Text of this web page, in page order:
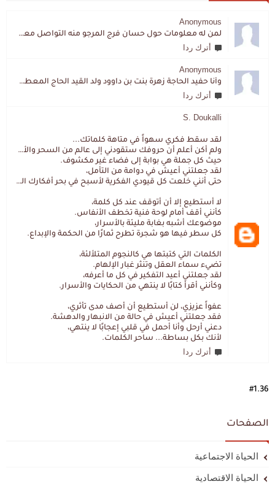
Anonymous
لمن له معلومات حول حسان فرج المرجو منه التواصل معي لقد اختفى تماما و كانت لي به علاقة تواصل خاصة
أترك ردا
Anonymous
وأنا حفيد الحاجة زهرة بنت بن داوود ولد القيد الحاج المعطي المزمزي . ولا نمتلك من إرثه شيئا .
أترك ردا
S. Doukalli
لقد سقط فكري سهواً في متاهة كلماتك...
ولم أكن أعلم أن حروفك ستقودني إلى عالم من السحر والألغاز،
حيث كل جملة هي بوابة إلى فضاء غير مكشوف.
لقد جعلتني أعيش في دوامة من التأمل،
حتى أنني خلعت كل قيودي الفكرية لأسبح في بحر أفكارك العميق.
لا أستطيع إلا أن أتوقف عند كل كلمة،
كأنني أقف أمام لوحة فنية تخطف الأنفاس.
موضوعك أشبه بغابة مليئة بالأسرار،
كل سطر فيها هو شجرة تطرح ثمارًا من الحكمة والإبداع.
الكلمات التي كتبتها هي كالنجوم المتلألئة،
تضيء سماء العقل وتنثر غبار الإلهام.
لقد جعلتني أعيد التفكير في كل ما أعرفه،
وكأنني أقرأ كتابًا لا ينتهي من الحكايات والأسرار.
عفواً عزيزي، لن أستطيع أن أصف مدى تأثري،
فقد جعلتني أعيش في حالة من الانبهار والدهشة.
دعني أرحل وأنا أحمل في قلبي إعجابًا لا ينتهي،
لأنك بكل بساطة... ساحر الكلمات.
أترك ردا
#1.36
الصفحات
الحياة الاجتماعية
الحياة الاقتصادية